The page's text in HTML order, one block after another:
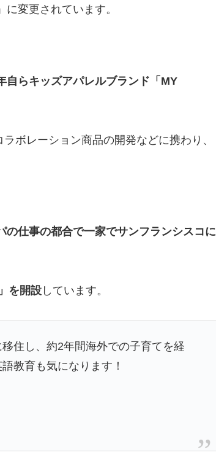
」に変更されています。
自らキッズアパレルブランド「MY
ボレーション商品の開発などに携わり、
の仕事の都合で一家でサンフランシスコに
を開設 しています。
住し、約2年間海外での子育てを経
教育も気になります！